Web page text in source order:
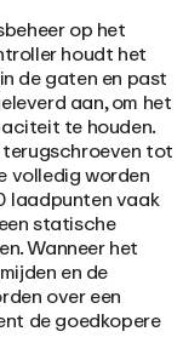
op het
houdt het
de gaten en past
aan, om het
te houden.
terugschroeven tot
volledig worden
laadpunten vaak
statische
Wanneer het
en de
over een
de goedkopere